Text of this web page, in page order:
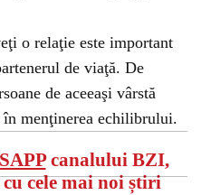
o relaţie este important
de viaţă. De
de aceeaşi vârstă
menţinerea echilibrului.
canalului BZI,
cele mai noi știri